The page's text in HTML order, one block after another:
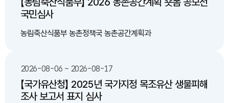
국민심사
농림축산식품부 농촌정책국 농촌공간계획과
2026-08-06 ~ 2026-08-17
【국가유산청】 2025년 국가지정 목조유산 생물피해
조사 보고서 표지 심사